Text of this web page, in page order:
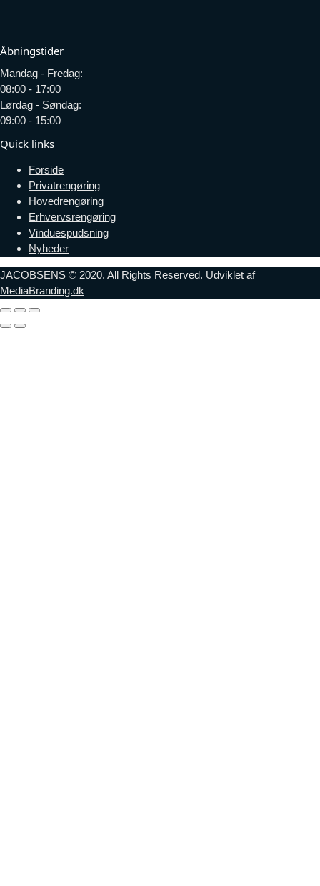
Åbningstider
Mandag - Fredag:
08:00 - 17:00
Lørdag - Søndag:
09:00 - 15:00
Quick links
Forside
Privatrengøring
Hovedrengøring
Erhvervsrengøring
Vinduespudsning
Nyheder
JACOBSENS © 2020. All Rights Reserved. Udviklet af
MediaBranding.dk